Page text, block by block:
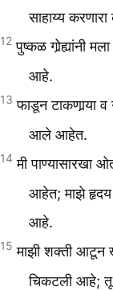
साहाय्य करणारा
12 पुष्कळ गोर्‍ह्यांनी
आहे.
13 फाडून टाकणार्‍या व
आले आहेत.
14 मी पाण्यासारखा
आहेत; माझे
आहे.
15 माझी शक्ती आटून
चिकटली आहे; तू